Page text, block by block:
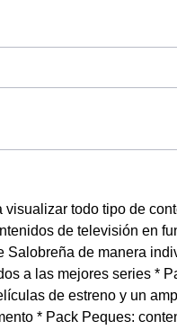
todo tipo de
de televisión en
Salobreña de manera
a las mejores series *
de estreno y un
* Pack Peques: